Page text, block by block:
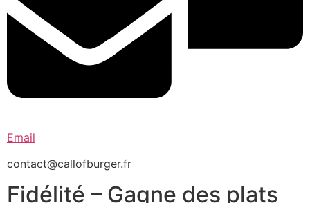
Email
contact@callofburger.fr
Fidélité – Gagne des plats